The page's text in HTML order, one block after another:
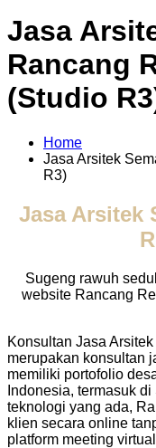
Jasa
Rancang
(Studio
Home
Jasa Arsitek
R3)
Jasa Arsitek
Sugeng rawuh
website Rancang
Konsultan Jasa
merupakan konsultan
memiliki portofolio
Indonesia, termasuk
teknologi yang ada,
klien secara online
platform meeting